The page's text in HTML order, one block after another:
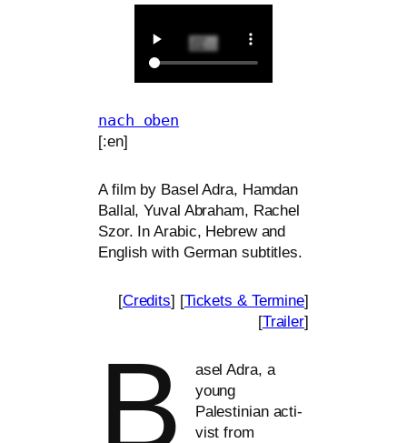
nach oben
[:en]
A film by Basel Adra, Hamdan
Ballal, Yuval Abraham, Rachel
Szor. In Arabic, Hebrew and
English with German subtitles.
[Credits] [Tickets &Termine]
[Trailer]
B
asel Adra, a
young
Palestinian acti­
vist from